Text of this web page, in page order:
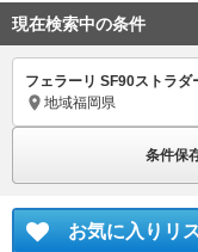
現在検索中の条件
フェラーリ SF90ストラダ
地域福岡県
条件保
お気に入りリ